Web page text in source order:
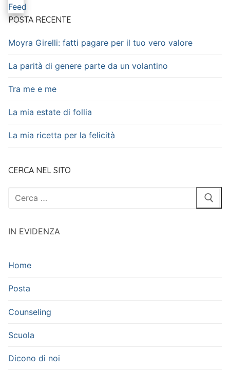
POSTA RECENTE
Moyra Girelli: fatti pagare per il tuo vero valore
La parità di genere parte da un volantino
Tra me e me
La mia estate di follia
La mia ricetta per la felicità
CERCA NEL SITO
Cerca:
IN EVIDENZA
Home
Posta
Counseling
Scuola
Dicono di noi